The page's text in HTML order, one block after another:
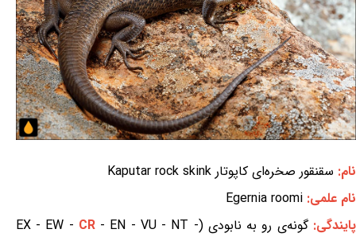
نام: سقنقور صخره‌ای کاپوتار Kaputar rock skink
نام علمی: Egernia roomi
پایندگی:گونه‌ی رو به نابودی (EX - EW - CR - EN - VU - NT -